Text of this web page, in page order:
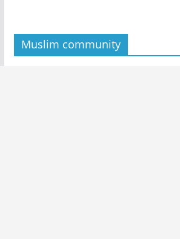
Muslim community